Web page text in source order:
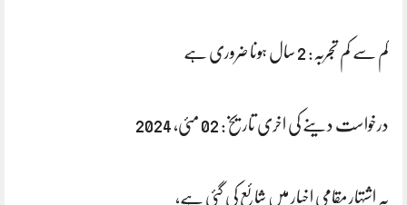
کم سے کم تجربہ: 2 سال ہونا ضروری ہے
درخواست دینے کی اخری تاریخ: 02 مئی، 2024
یہ اشتہار مقامی اخبار میں‌ شائع کی گئی ہے،